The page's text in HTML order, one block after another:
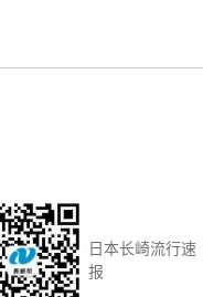
日本长崎流行速
报